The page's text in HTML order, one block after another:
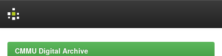
navigationCMMU Digital Archive